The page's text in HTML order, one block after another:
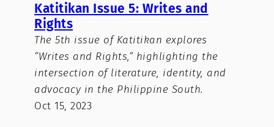
Katitikan Issue 5: Writes and
Rights
The 5th issue of Katitikan explores
“Writes and Rights,” highlighting the
intersection of literature, identity, and
advocacy in the Philippine South.
Oct 15, 2023